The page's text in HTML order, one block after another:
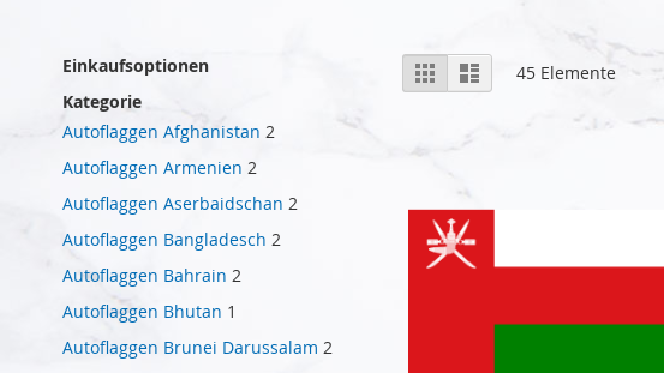
Anzeigen
als
Liste Liste 45 Elemente
Einkaufsoptionen
Kategorie
Autoflaggen Afghanistan 2
Autoflaggen Armenien 2
Autoflaggen Aserbaidschan 2
Autoflaggen Bangladesch 2
Autoflaggen Bahrain 2
Autoflaggen Bhutan 1
Autoflaggen Brunei Darussalam 2